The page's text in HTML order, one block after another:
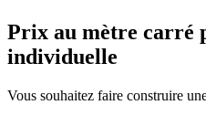
Prix au mètre carré
individuelle
Vous souhaitez faire construire